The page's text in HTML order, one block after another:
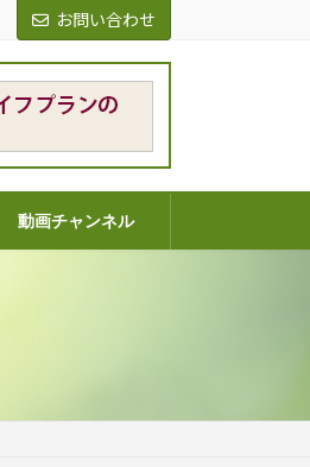
お問い合わせ
動画チャンネル